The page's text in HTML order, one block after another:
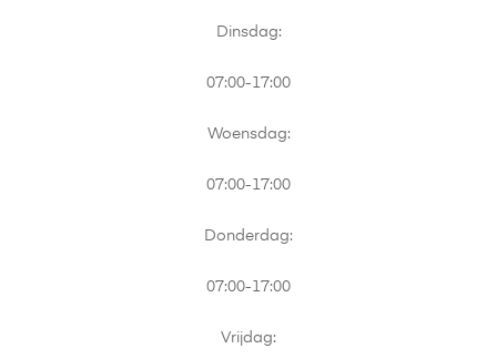
Dinsdag:
07:00-17:00
Woensdag:
07:00-17:00
Donderdag:
07:00-17:00
Vrijdag: